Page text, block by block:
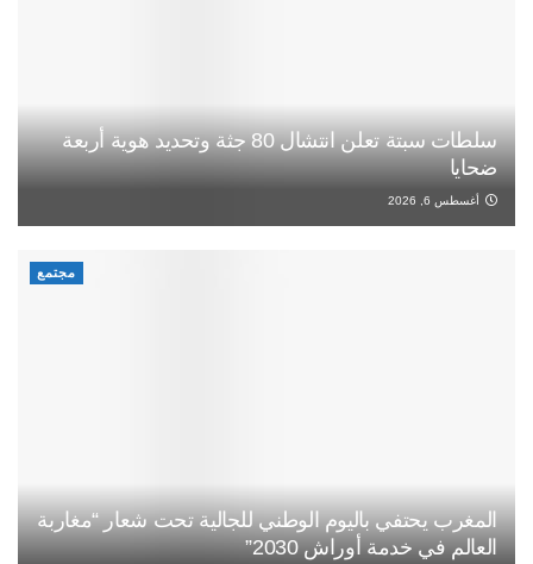
سلطات سبتة تعلن انتشال 80 جثة وتحديد هوية أربعة
ضحايا
أغسطس 6, 2026
مجتمع
المغرب يحتفي باليوم الوطني للجالية تحت شعار “مغاربة
العالم في خدمة أوراش 2030”